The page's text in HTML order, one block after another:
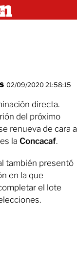
02/09/2020 21:58:15
directa.
del próximo
renueva de cara a
la Concacaf.
también presentó
en la que
el lote